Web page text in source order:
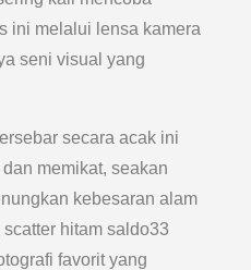
ini melalui lensa kamera
seni visual yang
secara acak ini
memikat, seakan
kebesaran alam
hitam saldo33
favorit yang